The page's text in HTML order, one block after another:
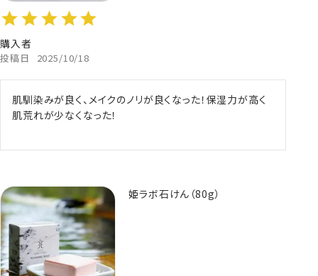
購入者
投稿日 2025/10/18
肌馴染みが良く、メイクのノリが良くなった！保湿力が高く
肌荒れが少なくなった！
姫ラボ石けん（80g）